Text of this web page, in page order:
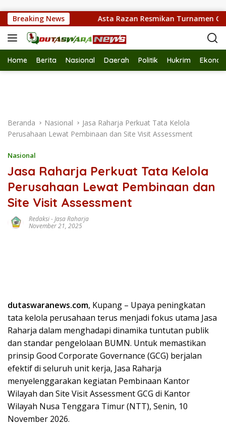
Breaking News
Rokok Asta Razan Resmikan Turnamen Gaple,
Home Berita Nasional Daerah Politik Hukrim
Beranda Nasional
Jasa Raharja Perkuat Tata Kelola
Perusahaan Lewat Pembinaan dan Site Visit Assessment
Nasional
Jasa Raharja Perkuat Tata Kelola
Perusahaan Lewat Pembinaan dan
Site Visit Assessment
Redaksi-Jasa Raharja
November 21, 2025
dutaswaranews.com, Kupang – Upaya peningkatan
tata kelola perusahaan terus menjadi fokus utama Jasa
Raharja dalam menghadapi dinamika tuntutan publik
dan standar pengelolaan BUMN. Untuk memastikan
prinsip Good Corporate Governance (GCG) berjalan
efektif di seluruh unit kerja, Jasa Raharja
menyelenggarakan kegiatan Pembinaan Kantor
Wilayah dan Site Visit Assessment GCG di Kantor
Wilayah Nusa Tenggara Timur (NTT), Senin, 10
November 2026.